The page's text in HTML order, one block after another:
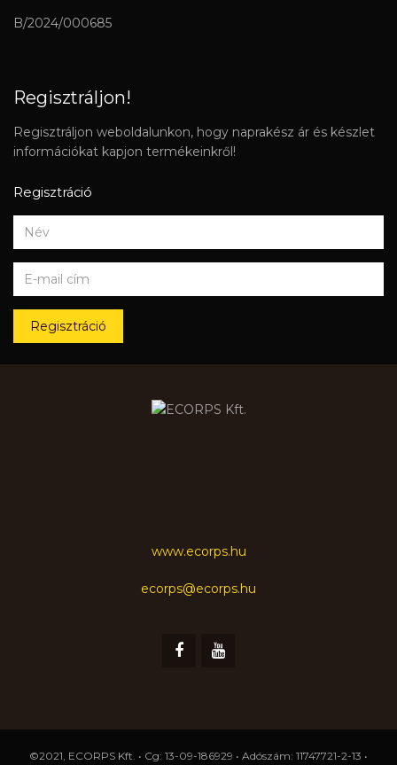
B/2024/000685
Regisztráljon!
Regisztráljon weboldalunkon, hogy naprakész ár és készlet
információkat kapjon termékeinkről!
Regisztráció
Regisztráció
www.ecorps.hu
ecorps@ecorps.hu
©2021, ECORPS Kft. • Cg: 13-09-186929 • Adószám: 11747721-2-13 •